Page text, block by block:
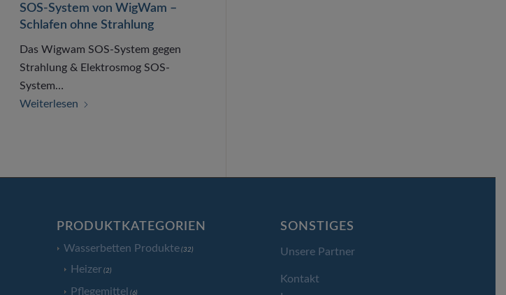
SOS-System von WigWam –
Schlafen ohne Strahlung
Das Wigwam SOS-System gegen
Strahlung & Elektrosmog SOS-
System…
Weiterlesen
PRODUKTKATEGORIEN
Wasserbetten Produkte (32)
Heizer (2)
Pflegemittel (6)
SONSTIGES
Unsere Partner
Kontakt